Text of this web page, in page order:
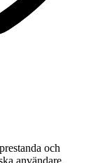
och
användare.